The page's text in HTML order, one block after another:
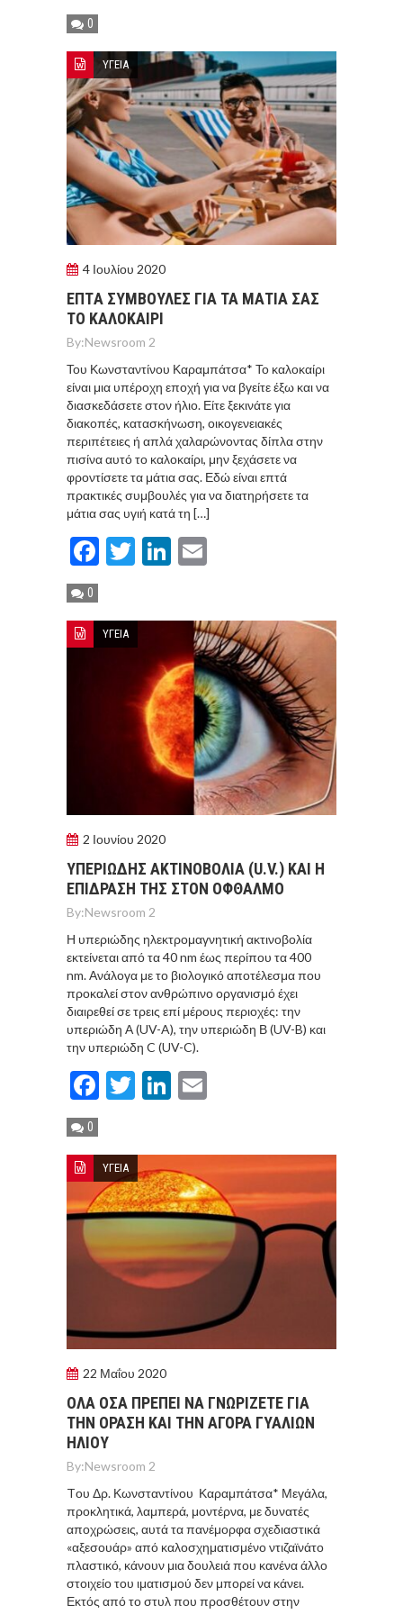
0
ΥΓΕΙΑ
4 Ιουλίου 2020
ΕΠΤA ΣΥΜΒΟΥΛEΣ ΓΙΑ ΤΑ ΜAΤΙΑ ΣΑΣ
ΤΟ ΚΑΛΟΚΑIΡΙ
By:Newsroom 2
Του Κωνσταντίνου Καραμπάτσα* Το καλοκαίρι
είναι μια υπέροχη εποχή για να βγείτε έξω και να
διασκεδάσετε στον ήλιο. Είτε ξεκινάτε για
διακοπές, κατασκήνωση, οικογενειακές
περιπέτειες ή απλά χαλαρώνοντας δίπλα στην
πισίνα αυτό το καλοκαίρι, μην ξεχάσετε να
φροντίσετε τα μάτια σας. Εδώ είναι επτά
πρακτικές συμβουλές για να διατηρήσετε τα
μάτια σας υγιή κατά τη […]
Facebook
TwitterLinkedIn
0
ΥΓΕΙΑ
2 Ιουνίου 2020
ΥΠΕΡΙΩΔΗΣ ΑΚΤΙΝΟΒΟΛΙΑ (U.V.) ΚΑΙ Η
ΕΠΙΔΡΑΣΗ ΤΗΣ ΣΤΟΝ ΟΦΘΑΛΜΟ
By:Newsroom 2
Η υπεριώδης ηλεκτρομαγνητική ακτινοβολία
εκτείνεται από τα 40 nm έως περίπου τα 400
nm. Ανάλογα με το βιολογικό αποτέλεσμα που
προκαλεί στον ανθρώπινο οργανισμό έχει
διαιρεθεί σε τρεις επί μέρους περιοχές: την
υπεριώδη Α (UV-A), την υπεριώδη Β (UV-B) και
την υπεριώδη C (UV-C).
Facebook
TwitterLinkedIn
0
ΥΓΕΙΑ
22 Μαΐου 2020
ΟΛΑ ΟΣΑ ΠΡΕΠΕΙ ΝΑ ΓΝΩΡΙΖΕΤΕ ΓΙΑ
ΤΗΝ ΟΡΑΣΗ ΚΑΙ ΤΗΝ ΑΓΟΡΑ ΓΥΑΛΙΩΝ
ΗΛΙΟΥ
By:Newsroom 2
Tου Δρ. Κωνσταντίνου Καραμπάτσα* Μεγάλα,
προκλητικά, λαμπερά, μοντέρνα, με δυνατές
αποχρώσεις, αυτά τα πανέμορφα σχεδιαστικά
«αξεσουάρ» από καλοσχηματισμένο ντιζαϊνάτο
πλαστικό, κάνουν μια δουλειά που κανένα άλλο
στοιχείο του ιματισμού δεν μπορεί να κάνει.
Εκτός από το στυλ που προσθέτουν στην